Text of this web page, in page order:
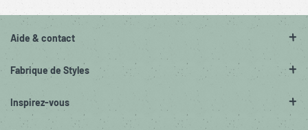
Aide & contact
Fabrique de Styles
Inspirez-vous